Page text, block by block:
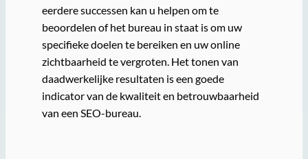
eerdere successen kan u helpen om te
beoordelen of het bureau in staat is om uw
specifieke doelen te bereiken en uw online
zichtbaarheid te vergroten. Het tonen van
daadwerkelijke resultaten is een goede
indicator van de kwaliteit en betrouwbaarheid
van een SEO-bureau.